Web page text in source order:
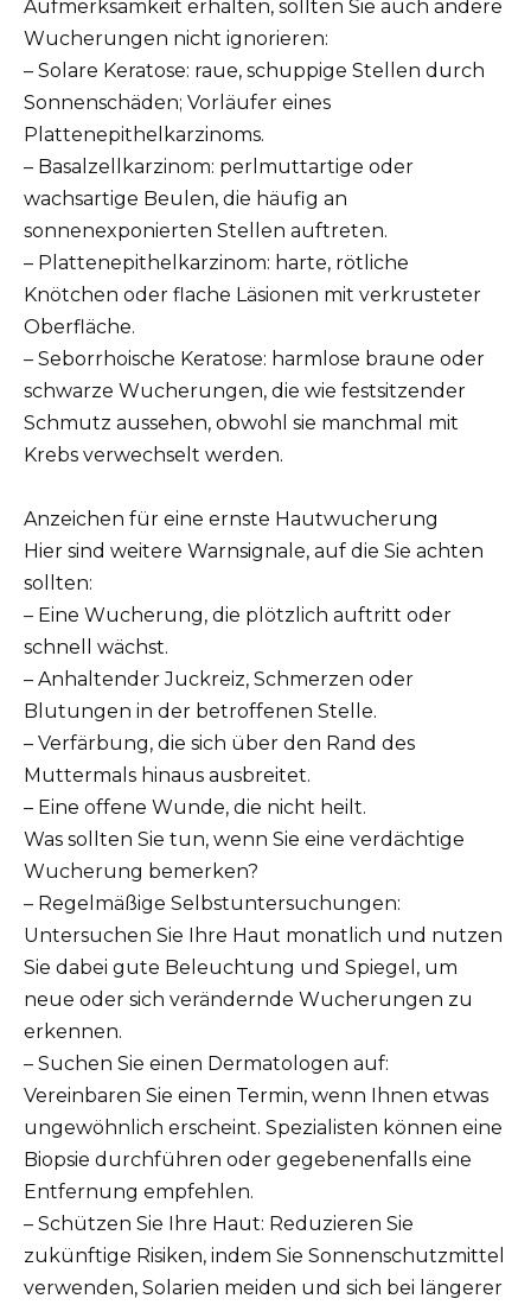
Aufmerksamkeit erhalten, sollten Sie auch andere
Wucherungen nicht ignorieren:
– Solare Keratose: raue, schuppige Stellen durch
Sonnenschäden; Vorläufer eines
Plattenepithelkarzinoms.
– Basalzellkarzinom: perlmuttartige oder
wachsartige Beulen, die häufig an
sonnenexponierten Stellen auftreten.
– Plattenepithelkarzinom: harte, rötliche
Knötchen oder flache Läsionen mit verkrusteter
Oberfläche.
– Seborrhoische Keratose: harmlose braune oder
schwarze Wucherungen, die wie festsitzender
Schmutz aussehen, obwohl sie manchmal mit
Krebs verwechselt werden.
Anzeichen für eine ernste Hautwucherung
Hier sind weitere Warnsignale, auf die Sie achten
sollten:
– Eine Wucherung, die plötzlich auftritt oder
schnell wächst.
– Anhaltender Juckreiz, Schmerzen oder
Blutungen in der betroffenen Stelle.
– Verfärbung, die sich über den Rand des
Muttermals hinaus ausbreitet.
– Eine offene Wunde, die nicht heilt.
Was sollten Sie tun, wenn Sie eine verdächtige
Wucherung bemerken?
– Regelmäßige Selbstuntersuchungen:
Untersuchen Sie Ihre Haut monatlich und nutzen
Sie dabei gute Beleuchtung und Spiegel, um
neue oder sich verändernde Wucherungen zu
erkennen.
– Suchen Sie einen Dermatologen auf:
Vereinbaren Sie einen Termin, wenn Ihnen etwas
ungewöhnlich erscheint. Spezialisten können eine
Biopsie durchführen oder gegebenenfalls eine
Entfernung empfehlen.
– Schützen Sie Ihre Haut: Reduzieren Sie
zukünftige Risiken, indem Sie Sonnenschutzmittel
verwenden, Solarien meiden und sich bei längerer